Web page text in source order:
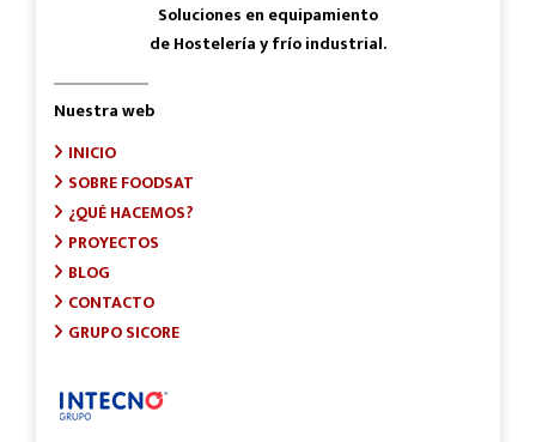
Soluciones en equipamiento
de Hostelería y frío industrial.
Nuestra web
INICIO
SOBRE FOODSAT
¿QUÉ HACEMOS?
PROYECTOS
BLOG
CONTACTO
GRUPO SICORE